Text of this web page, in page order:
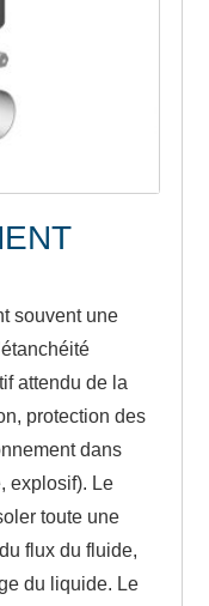
souvent une
attendu de la
protection des
dans
explosif). Le
toute une
flux du fluide,
du liquide. Le